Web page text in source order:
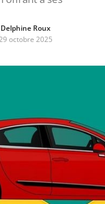
Delphine Roux
octobre 2025